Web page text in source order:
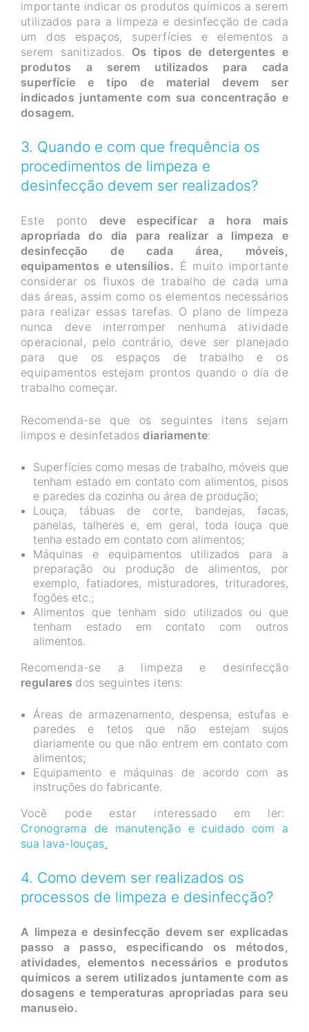
importante indicar os produtos químicos a serem
utilizados para a limpeza e desinfecção de cada
um dos espaços, superfícies e elementos a
serem sanitizados. Os tipos de detergentes e
produtos a serem utilizados para cada
superfície e tipo de material devem ser
indicados juntamente com sua concentração e
dosagem.
3. Quando e com que frequência os
procedimentos de limpeza e
desinfecção devem ser realizados?
Este ponto deve especificar a hora mais
apropriada do dia para realizar a limpeza e
desinfecção de cada área, móveis,
equipamentos e utensílios. É muito importante
considerar os fluxos de trabalho de cada uma
das áreas, assim como os elementos necessários
para realizar essas tarefas. O plano de limpeza
nunca deve interromper nenhuma atividade
operacional, pelo contrário, deve ser planejado
para que os espaços de trabalho e os
equipamentos estejam prontos quando o dia de
trabalho começar.
Recomenda-se que os seguintes itens sejam
limpos e desinfetadosdiariamente:
Superfícies como mesas de trabalho, móveis que
tenham estado em contato com alimentos, pisos
e paredes da cozinha ou área de produção;
Louça, tábuas de corte, bandejas, facas,
panelas, talheres e, em geral, toda louça que
tenha estado em contato com alimentos;
Máquinas e equipamentos utilizados para a
preparação ou produção de alimentos, por
exemplo, fatiadores, misturadores, trituradores,
fogões etc.;
Alimentos que tenham sido utilizados ou que
tenham estado em contato com outros
alimentos.
Recomenda-se a limpeza e desinfecção
regulares dos seguintes itens:
Áreas de armazenamento, despensa, estufas e
paredes e tetos que não estejam sujos
diariamente ou que não entrem em contato com
alimentos;
Equipamento e máquinas de acordo com as
instruções do fabricante.
Você pode estar interessado em ler:
Cronograma de manutenção e cuidado com a
sua lava-louças.
4. Como devem ser realizados os
processos de limpeza e desinfecção?
A limpeza e desinfecção devem ser explicadas
passo a passo, especificando os métodos,
atividades, elementos necessários e produtos
químicos a serem utilizados juntamente com as
dosagens e temperaturas apropriadas para seu
manuseio.